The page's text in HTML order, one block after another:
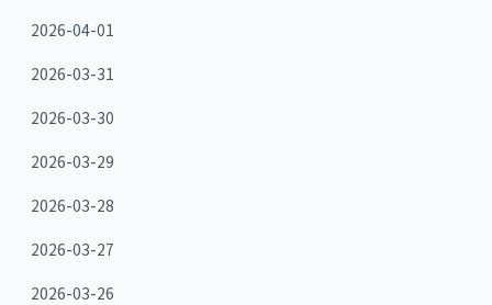
2026-04-01
2026-03-31
2026-03-30
2026-03-29
2026-03-28
2026-03-27
2026-03-26